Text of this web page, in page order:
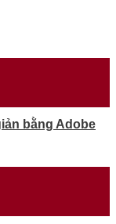
bằng Adobe